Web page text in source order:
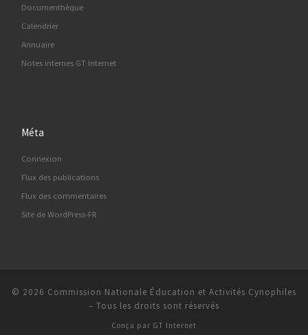
Documenthèque
Calendrier
Annuaire
Notes internes GT Internet
Méta
Connexion
Flux des publications
Flux des commentaires
Site de WordPress-FR
© 2026 Commission Nationale Éducation et Activités Cynophiles
– Tous les droits sont réservés
Conçu par GT Internet